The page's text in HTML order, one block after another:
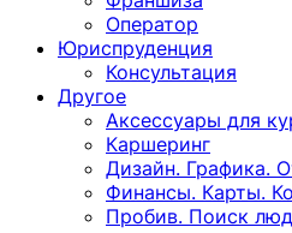
Оператор
Юриспруденция
Консультация
Другoе
Аксессуары для
Каршеринг
Дизайн. Графика.
Финансы. Карты.
Пробив. Поиск